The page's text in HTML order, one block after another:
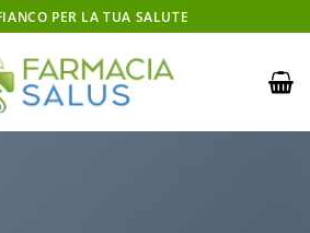
PER LA TUA SALUTE